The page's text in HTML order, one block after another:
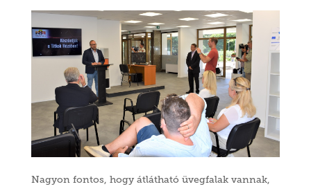
Nagyon fontos, hogy átlátható üvegfalak vannak,